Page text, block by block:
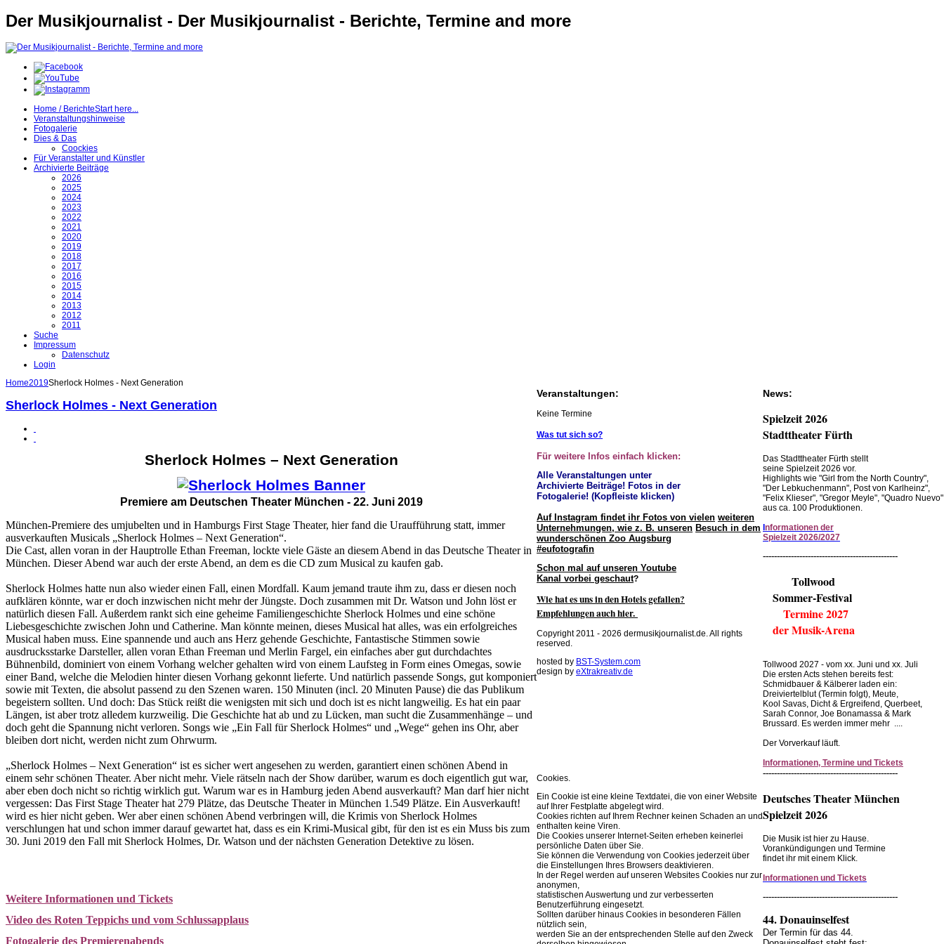
Der Musikjournalist - Der Musikjournalist - Berichte, Termine and more
Home / BerichteStart here...
Veranstaltungshinweise
Fotogalerie
Dies & Das
Coockies
Für Veranstalter und Künstler
Archivierte Beiträge
2026
2025
2024
2023
2022
2021
2020
2019
2018
2017
2016
2015
2014
2013
2012
2011
Suche
Impressum
Datenschutz
Login
Home2019Sherlock Holmes - Next Generation
Sherlock Holmes - Next Generation
Sherlock Holmes – Next Generation
Premiere am Deutschen Theater München - 22. Juni 2019
München-Premiere des umjubelten und in Hamburgs First Stage Theater, hier fand die Uraufführung statt, immer
ausverkauften Musicals „Sherlock Holmes – Next Generation“.
Die Cast, allen voran in der Hauptrolle Ethan Freeman, lockte viele Gäste an diesem Abend in das Deutsche Theater in
München. Dieser Abend war auch der erste Abend, an dem es die CD zum Musical zu kaufen gab.
Sherlock Holmes hatte nun also wieder einen Fall, einen Mordfall. Kaum jemand traute ihm zu, dass er diesen noch
aufklären könnte, war er doch inzwischen nicht mehr der Jüngste. Doch zusammen mit Dr. Watson und John löst er
natürlich diesen Fall. Außerdem rankt sich eine geheime Familiengeschichte Sherlock Holmes und eine schöne
Liebesgeschichte zwischen John und Catherine. Man könnte meinen, dieses Musical hat alles, was ein erfolgreiches
Musical haben muss. Eine spannende und auch ans Herz gehende Geschichte, Fantastische Stimmen sowie
ausdrucksstarke Darsteller, allen voran Ethan Freeman und Merlin Fargel, ein einfaches aber gut durchdachtes
Bühnenbild, dominiert von einem Vorhang welcher gehalten wird von einem Laufsteg in Form eines Omegas, sowie
einer Band, welche die Melodien hinter diesen Vorhang gekonnt lieferte. Und natürlich passende Songs, gut komponiert
sowie mit Texten, die absolut passend zu den Szenen waren. 150 Minuten (incl. 20 Minuten Pause) die das Publikum
begeistern sollten. Und doch: Das Stück reißt die wenigsten mit sich und doch ist es nicht langweilig. Es hat ein paar
Längen, ist aber trotz alledem kurzweilig. Die Geschichte hat ab und zu Lücken, man sucht die Zusammenhänge – und
doch geht die Spannung nicht verloren. Songs wie „Ein Fall für Sherlock Holmes“ und „Wege“ gehen ins Ohr, aber
bleiben dort nicht, werden nicht zum Ohrwurm.
„Sherlock Holmes – Next Generation“ ist es sicher wert angesehen zu werden, garantiert einen schönen Abend in
einem sehr schönen Theater. Aber nicht mehr. Viele rätseln nach der Show darüber, warum es doch eigentlich gut war,
aber eben doch nicht so richtig wirklich gut. Warum war es in Hamburg jeden Abend ausverkauft? Man darf hier nicht
vergessen: Das First Stage Theater hat 279 Plätze, das Deutsche Theater in München 1.549 Plätze. Ein Ausverkauft!
wird es hier nicht geben. Wer aber einen schönen Abend verbringen will, die Krimis von Sherlock Holmes
verschlungen hat und schon immer darauf gewartet hat, dass es ein Krimi-Musical gibt, für den ist es ein Muss bis zum
30. Juni 2019 den Fall mit Sherlock Holmes, Dr. Watson und der nächsten Generation Detektive zu lösen.
Weitere Informationen und Tickets
Video des Roten Teppichs und vom Schlussapplaus
Fotogalerie des Premierenabends
Veranstaltungen:
Keine Termine
Was tut sich so?
Für weitere Infos einfach klicken:
Alle Veranstaltungen unter
Archivierte Beiträge! Fotos in der
Fotogalerie! (Kopfleiste klicken)
Auf Instagram findet ihr Fotos von vielen weiteren
Unternehmungen, wie z. B. unseren Besuch in dem
wunderschönen Zoo Augsburg
#eufotografin
Schon mal auf unseren Youtube
Kanal vorbei geschaut?
Wie hat es uns in den Hotels gefallen?
Empfehlungen auch hier.
News:
Spielzeit 2026
Stadttheater Fürth
Das Stadttheater Fürth stellt
seine Spielzeit 2026 vor.
Highlights wie "Girl from the North Country",
"Der Lebkuchenmann", Post von Karlheinz",
"Felix Klieser", "Gregor Meyle", "Quadro Nuevo"
aus ca. 100 Produktionen.
nformationen der
Spielzeit 2026/2027
------------------------------------------------
Tollwood
Sommer-Festival
Termine 2027
der Musik-Arena
Tollwood 2027 - vom xx. Juni und xx. Juli
Die ersten Acts stehen bereits fest:
Schmidbauer & Kälberer laden ein:
Dreiviertelblut (Termin folgt), Meute,
Kool Savas, Dicht & Ergreifend, Querbeet,
Sarah Connor, Joe Bonamassa & Mark
Brussard. Es werden immer mehr ....
Der Vorverkauf läuft.
Informationen, Termine und Tickets
------------------------------------------------
Deutsches Theater München
Spielzeit 2026
Die Musik ist hier zu Hause.
Vorankündigungen und Termine
findet ihr mit einem Klick.
Informationen und Tickets
------------------------------------------------
44. Donauinselfest
Der Termin für das 44.
Copyright 2011 - 2026 dermusikjournalist.de. All rights
reserved.
hosted by BST-System.com
design by eXtrakreativ.de
Cookies.
Ein Cookie ist eine kleine Textdatei, die von einer Website
auf Ihrer Festplatte abgelegt wird.
Cookies richten auf Ihrem Rechner keinen Schaden an und
enthalten keine Viren.
Die Cookies unserer Internet-Seiten erheben keinerlei
persönliche Daten über Sie.
Sie können die Verwendung von Cookies jederzeit über
die Einstellungen Ihres Browsers deaktivieren.
In der Regel werden auf unseren Websites Cookies nur zur
anonymen,
statistischen Auswertung und zur verbesserten
Benutzerführung eingesetzt.
Sollten darüber hinaus Cookies in besonderen Fällen
nützlich sein,
werden Sie an der entsprechenden Stelle auf den Zweck